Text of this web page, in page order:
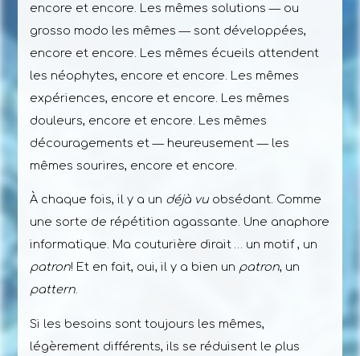
encore et encore. Les mêmes solutions — ou
grosso modo les mêmes — sont développées,
encore et encore. Les mêmes écueils attendent
les néophytes, encore et encore. Les mêmes
expériences, encore et encore. Les mêmes
douleurs, encore et encore. Les mêmes
découragements et — heureusement — les
mêmes sourires, encore et encore.
À chaque fois, il y a un déjà vuobsédant. Comme
une sorte de répétition agassante. Une anaphore
informatique. Ma couturière dirait … un motif , un
patron! Et en fait, oui, il y a bien un patron, un
pattern.
Si les besoins sont toujours les mêmes,
légèrement différents, ils se réduisent le plus